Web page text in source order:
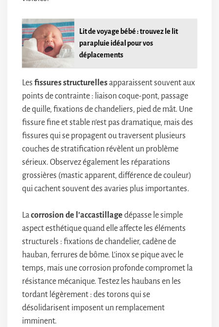
Lit de voyage bébé : trouvez le lit
parapluie idéal pour vos
déplacements
Les fissures structurellesapparaissent souvent aux
points de contrainte : liaison coque-pont, passage
de quille, fixations de chandeliers, pied de mât. Une
fissure fine et stable n’est pas dramatique, mais des
fissures qui se propagent ou traversent plusieurs
couches de stratification révèlent un problème
sérieux. Observez également les réparations
grossières (mastic apparent, différence de couleur)
qui cachent souvent des avaries plus importantes.
Lacorrosion de l’accastillage dépasse le simple
aspect esthétique quand elle affecte les éléments
structurels : fixations de chandelier, cadène de
hauban, ferrures de bôme. L’inox se pique avec le
temps, mais une corrosion profonde compromet la
résistance mécanique. Testez les haubans en les
tordant légèrement : des torons qui se
désolidarisent imposent un remplacement
imminent.